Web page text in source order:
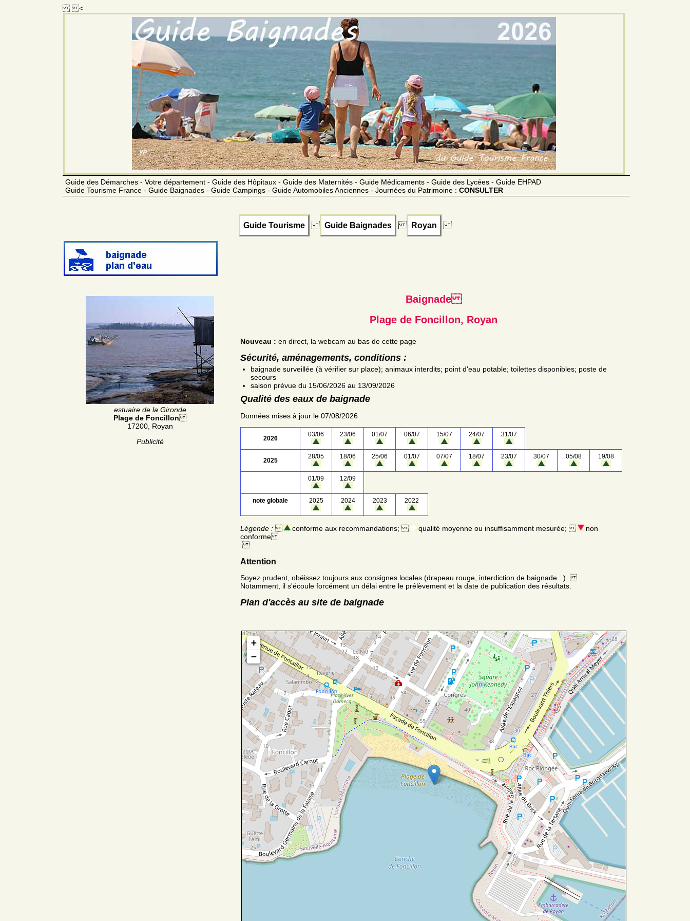
<
Guide des Démarches - Votre département - Guide des Hôpitaux - Guide des Maternités - Guide Médicaments - Guide des Lycées - Guide EHPAD
Guide Tourisme France - Guide Baignades - Guide Campings - Guide Automobiles Anciennes - Journées du Patrimoine : CONSULTER
Guide Tourisme Guide Baignades Royan
estuaire de la Gironde
Plage de Foncillon
17200, Royan
Publicité
Baignade
Plage de Foncillon, Royan
Nouveau : en direct, la webcam au bas de cette page
Sécurité, aménagements, conditions :
baignade surveillée (à vérifier sur place); animaux interdits; point d'eau potable; toilettes disponibles; poste de
secours
saison prévue du 15/06/2026 au 13/09/2026
Qualité des eaux de baignade
Données mises à jour le 07/08/2026
2026
03/06 23/06 01/07 06/07 15/07 24/07 31/07
2025
28/05 18/06 25/06 01/07 07/07 18/07 23/07 30/07 05/08 19/08
01/09 12/09
note globale 2025 2024 2023 2022
Légende : conforme aux recommandations; qualité moyenne ou insuffisamment mesurée;
non
conforme
Attention
Soyez prudent, obéissez toujours aux consignes locales (drapeau rouge, interdiction de baignade...).
Notamment, il s'écoule forcément un délai entre le prélèvement et la date de publication des résultats.
Plan d'accès au site de baignade
+
−